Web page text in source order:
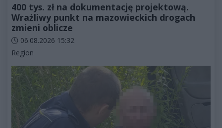
400 tys. zł na dokumentację projektową.
Wrażliwy punkt na mazowieckich drogach
zmieni oblicze
Data dodania artykułu:
06.08.2026 15:32
Kategorie artykułu:
Region